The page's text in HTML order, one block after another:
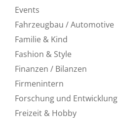
Events
Fahrzeugbau / Automotive
Familie & Kind
Fashion & Style
Finanzen / Bilanzen
Firmenintern
Forschung und Entwicklung
Freizeit & Hobby